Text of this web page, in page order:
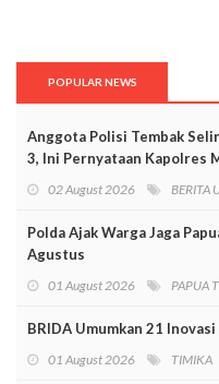
POPULAR NEWS
Anggota Polisi Tembak
3, Ini Pernyataan Kapolres
02 August 2026 BERITA
Polda Ajak Warga Jaga
Agustus
01 August 2026 PAPUA
BRIDA Umumkan 21
01 August 2026 TIMIKA